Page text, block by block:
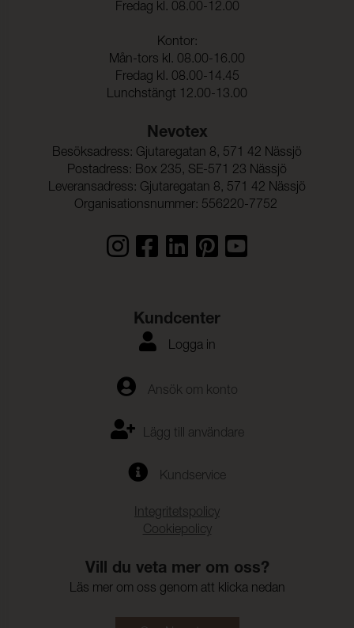
Fredag kl. 08.00-12.00
Kontor:
Mån-tors kl. 08.00-16.00
Fredag kl. 08.00-14.45
Lunchstängt 12.00-13.00
Nevotex
Besöksadress: Gjutaregatan 8, 571 42 Nässjö
Postadress: Box 235, SE-571 23 Nässjö
Leveransadress: Gjutaregatan 8, 571 42 Nässjö
Organisationsnummer: 556220-7752
Kundcenter
Logga in
Ansök om konto
Lägg till användare
Kundservice
Integritetspolicy
Cookiepolicy
Vill du veta mer om oss?
Läs mer om oss genom att klicka nedan